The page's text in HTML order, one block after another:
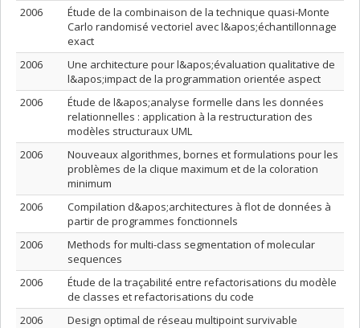
2006
Étude de la combinaison de la technique quasi-Monte
Carlo randomisé vectoriel avec l&apos;échantillonnage
exact
2006
Une architecture pour l&apos;évaluation qualitative de
l&apos;impact de la programmation orientée aspect
2006
Étude de l&apos;analyse formelle dans les données
relationnelles : application à la restructuration des
modèles structuraux UML
2006
Nouveaux algorithmes, bornes et formulations pour les
problèmes de la clique maximum et de la coloration
minimum
2006
Compilation d&apos;architectures à flot de données à
partir de programmes fonctionnels
2006
Methods for multi-class segmentation of molecular
sequences
2006
Étude de la traçabilité entre refactorisations du modèle
de classes et refactorisations du code
2006
Design optimal de réseau multipoint survivable